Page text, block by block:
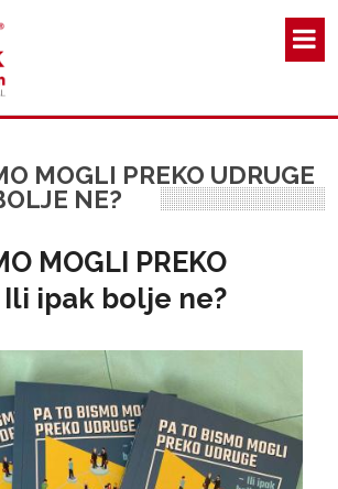
MOGLI PREKO UDRUGE
NE?
MOGLI PREKO
Ili ipak bolje ne?